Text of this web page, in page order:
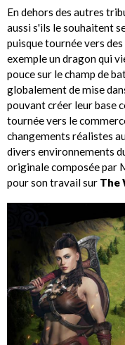
En dehors des autres
aussi s'ils le souhaitent
puisque tournée vers
exemple un dragon qui
pouce sur le champ de
globalement de mise
pouvant créer leur base
tournée vers le
changements réalistes
divers environnements
originale composée par
pour son travail sur The